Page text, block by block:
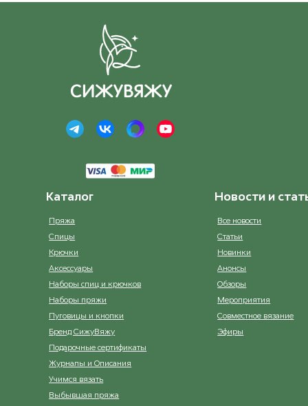
Каталог
Пряжа
Спицы
Крючки
Аксессуары
Наборы спиц и крючков
Наборы пряжи
Пуговицы и кнопки
Бренд СижуВяжу
Подарочные сертификаты
Журналы и Описания
Учимся вязать
Выбывшая пряжа
Новости и
Все новости
Статьи
Новинки
Анонсы
Обзоры
Мероприятия
Совместное вязание
Эфиры